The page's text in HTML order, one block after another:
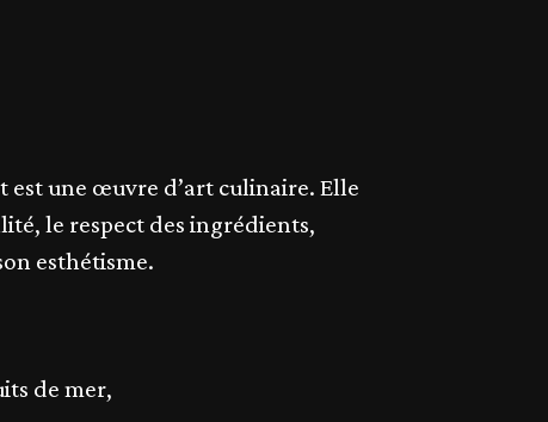
est une œuvre d’art culinaire. Elle
le respect des ingrédients,
esthétisme.
de mer,